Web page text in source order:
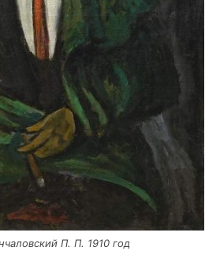
П. П. 1910 год